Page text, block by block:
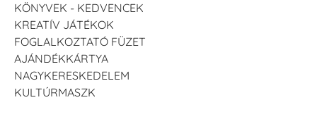
KÖNYVEK - KEDVENCEK
KREATÍV JÁTÉKOK
FOGLALKOZTATÓ FÜZET
AJÁNDÉKKÁRTYA
NAGYKERESKEDELEM
KULTÚRMASZK